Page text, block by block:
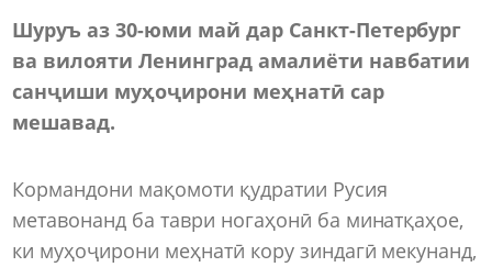
Шуруъ аз 30-юми май дар Санкт-Петербург
ва вилояти Ленинград амалиёти навбатии
санҷиши муҳоҷирони меҳнатӣ сар
мешавад.
Кормандони мақомоти қудратии Русия
метавонанд ба таври ногаҳонӣ ба минатқаҳое,
ки муҳоҷирони меҳнатӣ кору зиндагӣ мекунанд,